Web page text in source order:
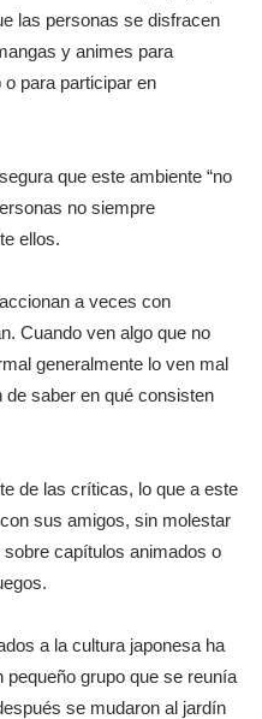
las personas se disfracen
y animes para
para participar en
que este ambiente “no
no siempre
ellos.
a veces con
Cuando ven algo que no
generalmente lo ven mal
de saber en qué consisten
de las críticas, lo que a este
sus amigos, sin molestar
capítulos animados o
a la cultura japonesa ha
pequeño grupo que se reunía
se mudaron al jardín